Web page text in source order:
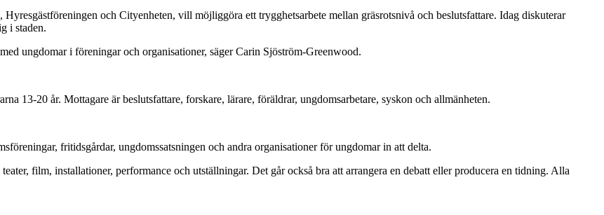
och Cityenheten, vill möjliggöra ett trygghetsarbete mellan gräsrotsnivå och beslutsfattare. Idag diskuterar
i staden.
ungdomar i föreningar och organisationer, säger Carin Sjöström-Greenwood.
13-20 år. Mottagare är beslutsfattare, forskare, lärare, föräldrar, ungdomsarbetare, syskon och allmänheten.
fritidsgårdar, ungdomssatsningen och andra organisationer för ungdomar in att delta.
film, installationer, performance och utställningar. Det går också bra att arrangera en debatt eller producera en tidning. Alla